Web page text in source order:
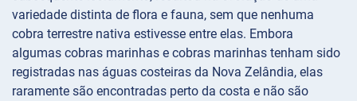
variedade distinta de flora e fauna, sem que nenhuma
cobra terrestre nativa estivesse entre elas. Embora
algumas cobras marinhas e cobras marinhas tenham sido
registradas nas águas costeiras da Nova Zelândia, elas
raramente são encontradas perto da costa e não são